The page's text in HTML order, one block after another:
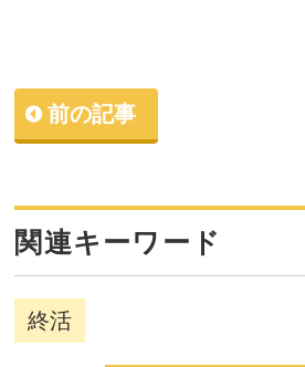
前の記事
関連キーワード
終活